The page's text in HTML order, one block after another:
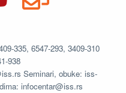
335, 6547-293, 3409-310
938
Seminari, obuke: iss-
infocentar@iss.rs